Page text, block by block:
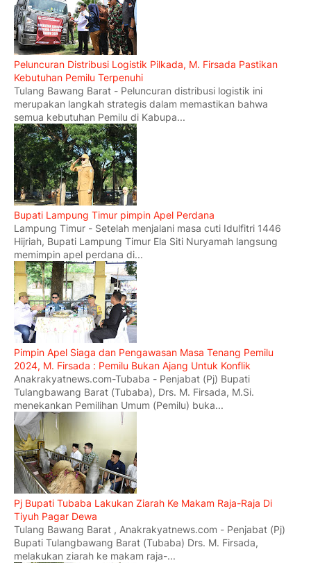
Peluncuran Distribusi Logistik Pilkada, M. Firsada Pastikan
Kebutuhan Pemilu Terpenuhi
Tulang Bawang Barat - Peluncuran distribusi logistik ini
merupakan langkah strategis dalam memastikan bahwa
semua kebutuhan Pemilu di Kabupa...
Bupati Lampung Timur pimpin Apel Perdana
Lampung Timur - Setelah menjalani masa cuti Idulfitri 1446
Hijriah, Bupati Lampung Timur Ela Siti Nuryamah langsung
memimpin apel perdana di...
Pimpin Apel Siaga dan Pengawasan Masa Tenang Pemilu
2024, M. Firsada : Pemilu Bukan Ajang Untuk Konflik
Anakrakyatnews.com-Tubaba - Penjabat (Pj) Bupati
Tulangbawang Barat (Tubaba), Drs. M. Firsada, M.Si.
menekankan Pemilihan Umum (Pemilu) buka...
Pj Bupati Tubaba Lakukan Ziarah Ke Makam Raja-Raja Di
Tiyuh Pagar Dewa
Tulang Bawang Barat , Anakrakyatnews.com - Penjabat (Pj)
Bupati Tulangbawang Barat (Tubaba) Drs. M. Firsada,
melakukan ziarah ke makam raja-...